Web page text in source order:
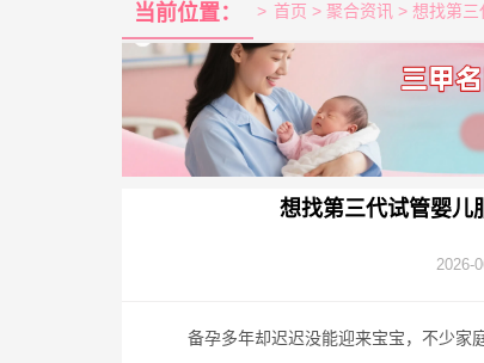
当前位置： > 首页 > 聚合资讯 > 想找第
想找第三代试管婴儿
2026-
备孕多年却迟迟没能迎来宝宝，不少家